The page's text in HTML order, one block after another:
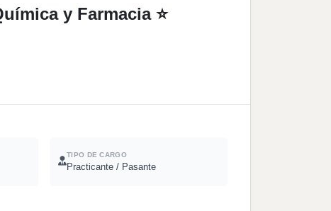
y Farmacia ⭐
TIPO DE CARGO
Practicante / Pasante